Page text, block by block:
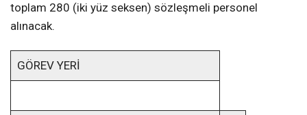
toplam 280 (iki yüz seksen) sözleşmeli personel
alınacak.
GÖREV YERİ